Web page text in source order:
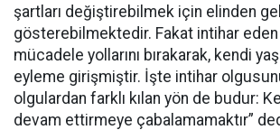
şartları değiştirebilmek için elinden
gösterebilmektedir. Fakat intihar
mücadele yollarını bırakarak, kendi
eyleme girişmiştir. İşte intihar
olgulardan farklı kılan yön de budur:
devam ettirmeye çabalamamaktır”